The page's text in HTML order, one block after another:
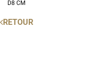
D8 CM
RETOUR